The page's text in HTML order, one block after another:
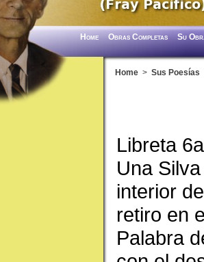
Home Obras Completas Su
Home > Sus Poesías
Libreta
Una
interior de
retiro en
Palabra